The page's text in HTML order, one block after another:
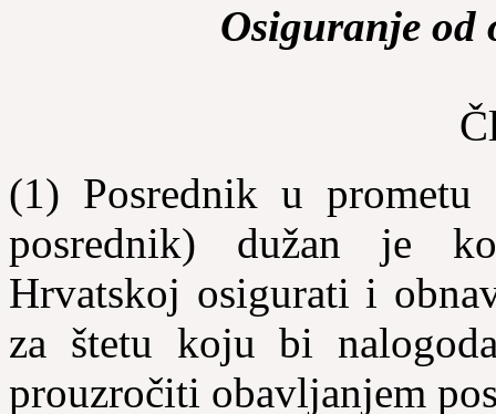
Osiguranje od
(1) Posrednik u prometu
posrednik) dužan je
Hrvatskoj osigurati i
za štetu koju bi
prouzročiti obavljanjem